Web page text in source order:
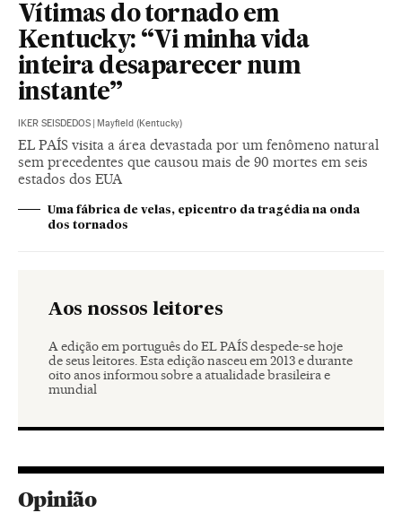
Vítimas do tornado em
Kentucky: “Vi minha vida
inteira desaparecer num
instante”
IKER SEISDEDOS | Mayfield (Kentucky)
EL PAÍS visita a área devastada por um fenômeno natural
sem precedentes que causou mais de 90 mortes em seis
estados dos EUA
Uma fábrica de velas, epicentro da tragédia na onda
dos tornados
Aos nossos leitores
A edição em português do EL PAÍS despede-se hoje
de seus leitores. Esta edição nasceu em 2013 e durante
oito anos informou sobre a atualidade brasileira e
mundial
Opinião